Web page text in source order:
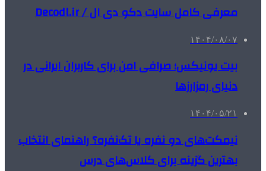
معرفی کامل سایت دکو دی ال / Decodl.ir
۱۴۰۴/۰۸/۰۷
بیت یونیکس؛ صرافی امن برای کاربران ایرانی در
دنیای رمزارزها
۱۴۰۴/۰۵/۲۱
نیمکت‌های دو نفره یا تک‌نفره؟ راهنمای انتخاب
بهترین گزینه برای کلاس‌های درس